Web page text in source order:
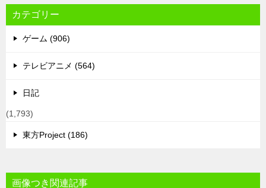
カテゴリー
ゲーム (906)
テレビアニメ (564)
日記
(1,793)
東方Project (186)
画像つき関連記事